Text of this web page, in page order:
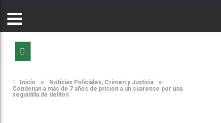
Inicio » Noticias Policiales, Crimen y Justicia »
Condenan a más de 7 años de prisión a un suarense por una
seguidilla de delitos